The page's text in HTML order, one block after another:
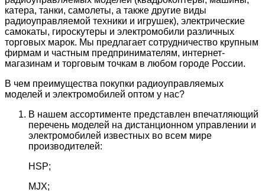
катера, танки, самолеты, а также другие виды
радиоуправляемой техники и игрушек), электрические
самокаты, гироскутеры и электромобили различных
торговых марок. Мы предлагает сотрудничество крупным
фирмам и частным предпринимателям, интернет-
магазинам и торговым точкам в любом городе России.
В чем преимущества покупки радиоуправляемых
моделей и электромобилей оптом у нас?
В нашем ассортименте представлен впечатляющий
перечень моделей на дистанционном управлении и
электромобилей известных во всем мире
производителей:
HSP;
MJX;